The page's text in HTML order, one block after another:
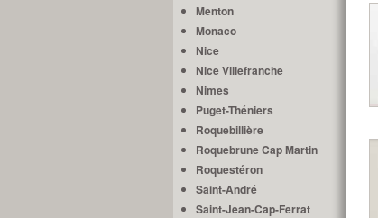
Menton
Monaco
Nice
Nice Villefranche
Nimes
Puget-Théniers
Roquebillière
Roquebrune Cap Martin
Roquestéron
Saint-André
Saint-Jean-Cap-Ferrat